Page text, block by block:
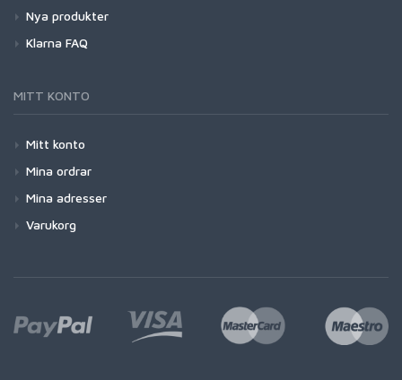
Nya produkter
Klarna FAQ
MITT KONTO
Mitt konto
Mina ordrar
Mina adresser
Varukorg